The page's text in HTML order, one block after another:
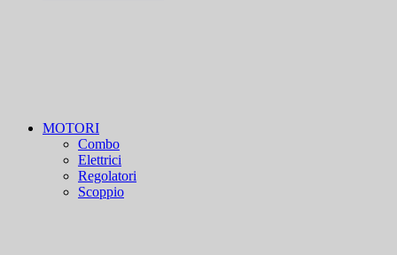
MOTORI
Combo
Elettrici
Regolatori
Scoppio